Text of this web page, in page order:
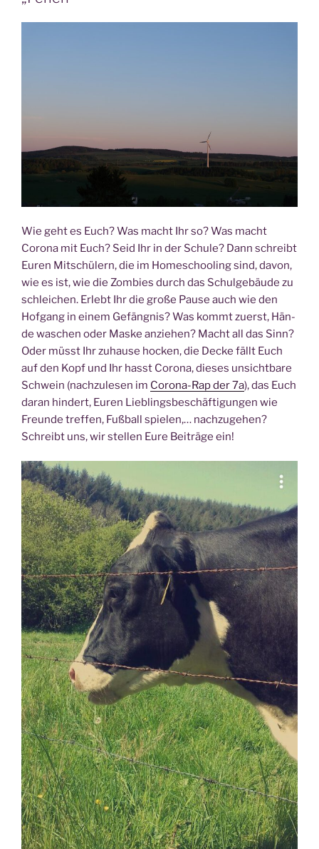
Nele
phi­
Wie geht es Euch? Was macht Ihr so? Was macht
Coro­na mit Euch? Seid Ihr in der Schu­le? Dann schreibt
Euren Mit­schü­lern, die im Home­schoo­ling sind, davon,
wie es ist, wie die Zom­bies durch das Schul­ge­bäu­de zu
schlei­chen. Erlebt Ihr die gro­ße Pau­se auch wie den
Hof­gang in einem Gefäng­nis? Was kommt zuerst, Hän­
de waschen oder Mas­ke anzie­hen? Macht all das Sinn?
Oder müsst Ihr zuhau­se hocken, die Decke fällt Euch
auf den Kopf und Ihr hasst Coro­na, die­ses unsicht­ba­re
Schwein (nach­zu­le­sen im Coro­na-Rap der 7a), das Euch
dar­an hin­dert, Euren Lieb­lings­be­schäf­ti­gun­gen wie
Freun­de tref­fen, Fuß­ball spie­len,… nach­zu­ge­hen?
Schreibt uns, wir stel­len Eure Bei­trä­ge ein!